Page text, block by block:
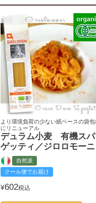
より環境負荷の少ない紙ベースの袋包
にリニューアル
デュラム小麦 有機スパ
ゲッティ／ジロロモーニ
自然派
クール便でお届け
¥602税込